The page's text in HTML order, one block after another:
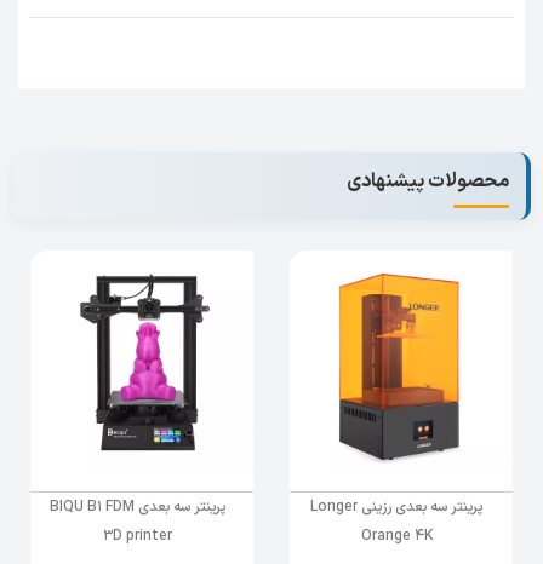
که معتقد هستند دقت و کیفیت چاپ قبلی را ندارد و
اول
خاص کریلیتی
دومینعامل تاثیر گذار در چاپ سه بعدی:
انتقال پایدار حرکت در محور Y با دوتایی کردن
پروفیل های وی اسلات برای انتقال پایدار و دقت
چاپ بالا
عامل ما رو به سمت شناخت بهتر اکسترودر
CR10 MAX می برد:
اکسترود نرم با تکنولوژی معروف Bondtech با چرخ
محصولات پیشنهادی
پرینتر سه بعدی رزینی Longer
Orange 4K
پرینتر سه بعدی BIQU B1 FDM
3D printer